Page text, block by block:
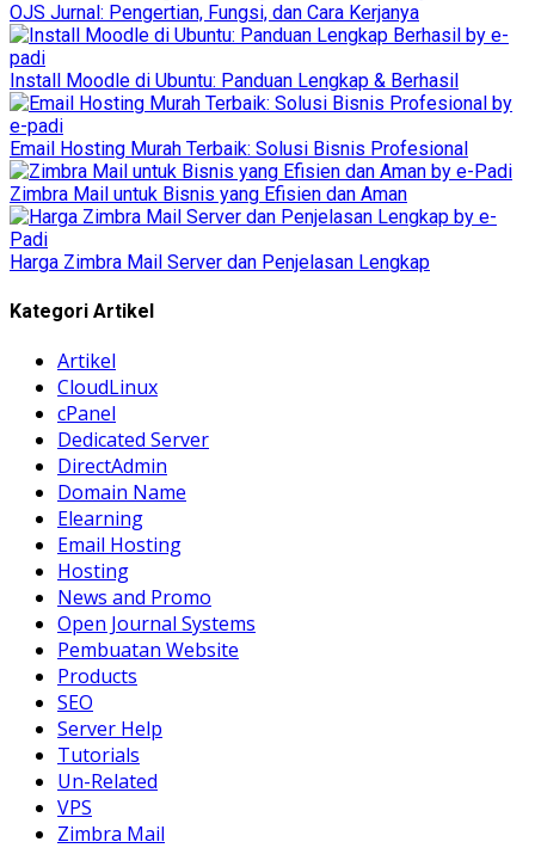
OJS Jurnal: Pengertian, Fungsi, dan Cara Kerjanya
Install Moodle di Ubuntu: Panduan Lengkap & Berhasil
Email Hosting Murah Terbaik: Solusi Bisnis Profesional
Zimbra Mail untuk Bisnis yang Efisien dan Aman
Harga Zimbra Mail Server dan Penjelasan Lengkap
Kategori Artikel
Artikel
CloudLinux
cPanel
Dedicated Server
DirectAdmin
Domain Name
Elearning
Email Hosting
Hosting
News and Promo
Open Journal Systems
Pembuatan Website
Products
SEO
Server Help
Tutorials
Un-Related
VPS
Zimbra Mail